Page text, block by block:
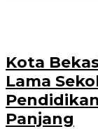
Kota
Lama
Panjang